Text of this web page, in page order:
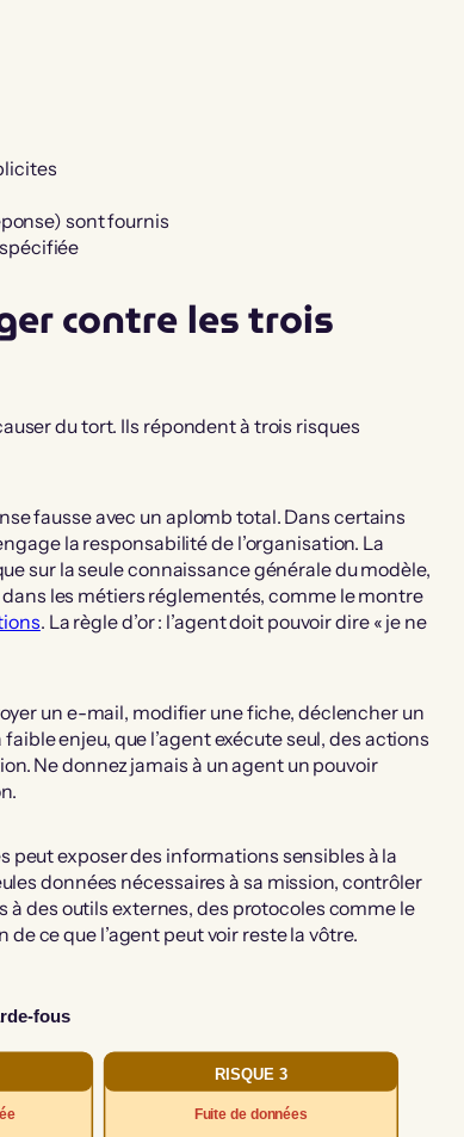
sont fournis
contre les trois
du tort. Ils répondent à trois risques
fausse avec un aplomb total. Dans certains
la responsabilité de l’organisation. La
sur la seule connaissance générale du modèle,
dans les métiers réglementés, comme le montre
. La règle d’or : l’agent doit pouvoir dire « je ne
un e-mail, modifier une fiche, déclencher un
enjeu, que l’agent exécute seul, des actions
Ne donnez jamais à un agent un pouvoir
peut exposer des informations sensibles à la
données nécessaires à sa mission, contrôler
à des outils externes, des protocoles comme le
ce que l’agent peut voir reste la vôtre.
fous
RISQUE 3
Fuite de données